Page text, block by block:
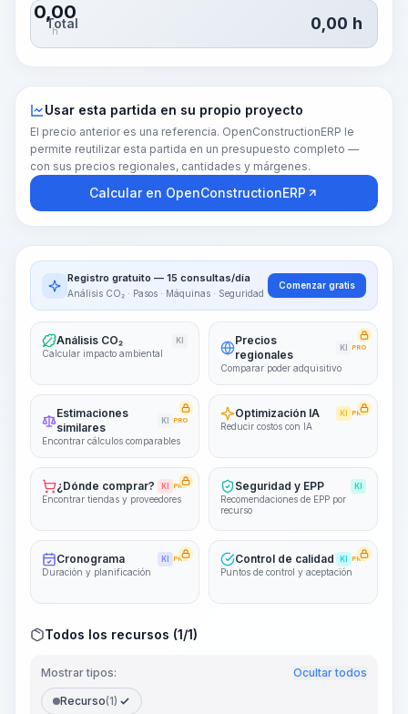
0,00
h
Total 0,00 h
Usar esta partida en su propio proyecto
El precio anterior es una referencia. OpenConstructionERP le
permite reutilizar esta partida en un presupuesto completo —
con sus precios regionales, cantidades y márgenes.
Calcular en OpenConstructionERP
Registro gratuito — 15 consultas/día
Análisis CO₂ · Pasos · Máquinas · Seguridad
Comenzar gratis
Análisis CO₂ KI
Calcular impacto ambiental
Precios
regionales
KI PRO
Comparar poder adquisitivo
Estimaciones
similares
KI PRO
Encontrar cálculos comparables
Optimización IA KI PRO
Reducir costos con IA
¿Dónde comprar? KI PRO
Encontrar tiendas y proveedores
Seguridad y EPP KI
Recomendaciones de EPP por
recurso
Cronograma KI PRO
Duración y planificación
Control de calidad KI PRO
Puntos de control y aceptación
Todos los recursos (1/1)
Mostrar tipos: Ocultar todos
Recurso(1)